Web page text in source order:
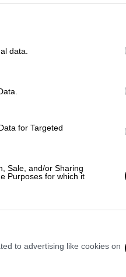
data.
for Targeted
Sale, and/or Sharing
Purposes for which it
to advertising like cookies on
του Ενιαίου
για τη
συντονισμού
Οσον αφορά
επικοινωνία
θάλαμο
μέσα του
ζώνης
για
για μέρες μετά.
για να
που
να αποδοθούν
ανθρώπων,